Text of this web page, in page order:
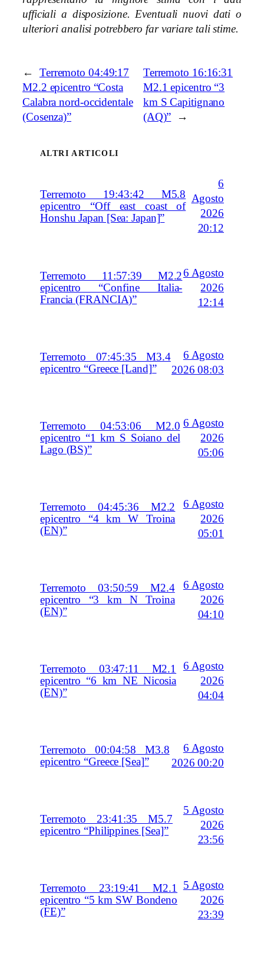
ufficiali a disposizione. Eventuali nuovi dati o
ulteriori analisi potrebbero far variare tali stime.
←
Terremoto 04:49:17
M2.2 epicentro “Costa
Calabra nord-occidentale
(Cosenza)”
Terremoto 16:16:31
M2.1 epicentro “3
km S Capitignano
(AQ)”
→
ALTRI ARTICOLI
Terremoto 19:43:42 M5.8
epicentro “Off east coast of
Honshu Japan [Sea: Japan]”
6
Agosto
2026
20:12
Terremoto 11:57:39 M2.2
epicentro “Confine Italia-
Francia (FRANCIA)”
6 Agosto
2026
12:14
Terremoto 07:45:35 M3.4
epicentro “Greece [Land]”
6 Agosto
2026 08:03
Terremoto 04:53:06 M2.0
epicentro “1 km S Soiano del
Lago (BS)”
6 Agosto
2026
05:06
Terremoto 04:45:36 M2.2
epicentro “4 km W Troina
(EN)”
6 Agosto
2026
05:01
Terremoto 03:50:59 M2.4
epicentro “3 km N Troina
(EN)”
6 Agosto
2026
04:10
Terremoto 03:47:11 M2.1
epicentro “6 km NE Nicosia
(EN)”
6 Agosto
2026
04:04
Terremoto 00:04:58 M3.8
epicentro “Greece [Sea]”
6 Agosto
2026 00:20
Terremoto 23:41:35 M5.7
epicentro “Philippines [Sea]”
5 Agosto
2026
23:56
Terremoto 23:19:41 M2.1
epicentro “5 km SW Bondeno
(FE)”
5 Agosto
2026
23:39